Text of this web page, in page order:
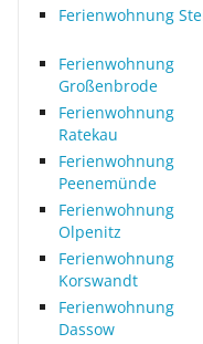
Ferienwohnung
Ferienwohnung
Großenbrode
Ferienwohnung
Ratekau
Ferienwohnung
Peenemünde
Ferienwohnung
Olpenitz
Ferienwohnung
Korswandt
Ferienwohnung
Dassow